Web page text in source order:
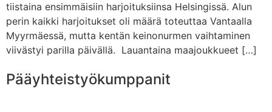
tiistaina ensimmäisiin harjoituksiinsa Helsingissä. Alun
perin kaikki harjoitukset oli määrä toteuttaa Vantaalla
Myyrmäessä, mutta kentän keinonurmen vaihtaminen
viivästyi parilla päivällä. Lauantaina maajoukkueet […]
Pääyhteistyökumppanit